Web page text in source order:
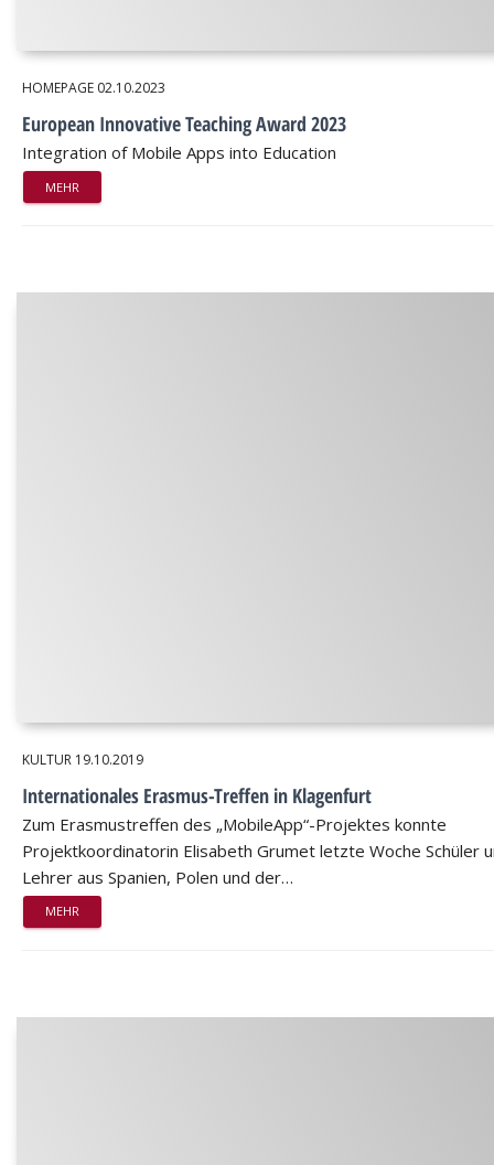
HOMEPAGE 02.10.2023
European Innovative Teaching Award 2023
Integration of Mobile Apps into Education
MEHR
KULTUR 19.10.2019
Internationales Erasmus-Treffen in Klagenfurt
Zum Erasmustreffen des „MobileApp“-Projektes konnte
Projektkoordinatorin Elisabeth Grumet letzte Woche Schüler
Lehrer aus Spanien, Polen und der…
MEHR